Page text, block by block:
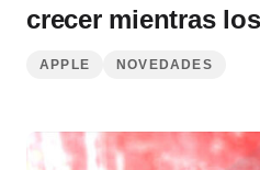
crecer mientras
APPLE NOVEDADES